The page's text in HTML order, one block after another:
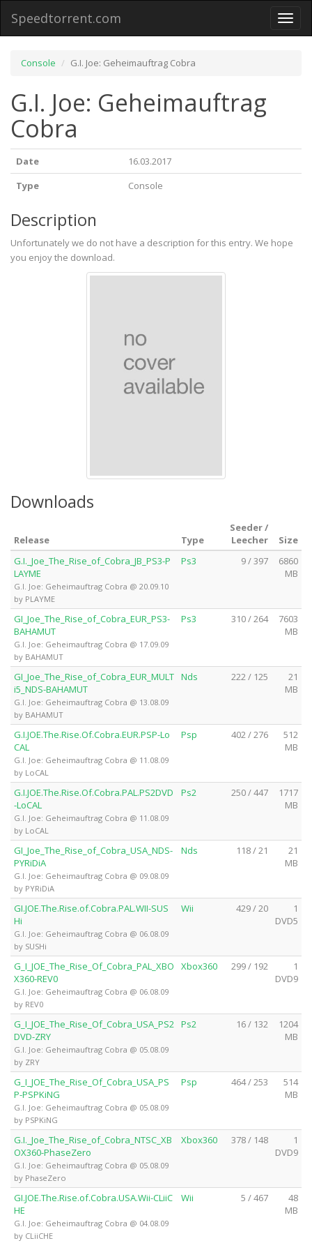
Toggle
Speedtorrent.com
Console G.I. Joe: Geheimauftrag Cobra
G.I. Joe: Geheimauftrag
Cobra
Date
16.03.2017
Type
Console
Description
Unfortunately we do not have a description for this entry. We hope
you enjoy the download.
Downloads
Release Type
Seeder /
Leecher
Size
G.I._Joe_The_Rise_of_Cobra_JB_PS3-P
LAYME
G.I. Joe: Geheimauftrag Cobra @ 20.09.10
by PLAYME
Ps3 9 / 397
6860
MB
GI_Joe_The_Rise_of_Cobra_EUR_PS3-
BAHAMUT
G.I. Joe: Geheimauftrag Cobra @ 17.09.09
by BAHAMUT
Ps3 310 / 264
7603
MB
GI_Joe_The_Rise_of_Cobra_EUR_MULT
i5_NDS-BAHAMUT
G.I. Joe: Geheimauftrag Cobra @ 13.08.09
by BAHAMUT
Nds 222 / 125
21
MB
G.I.JOE.The.Rise.Of.Cobra.EUR.PSP-Lo
CAL
G.I. Joe: Geheimauftrag Cobra @ 11.08.09
by LoCAL
Psp 402 / 276
512
MB
G.I.JOE.The.Rise.Of.Cobra.PAL.PS2DVD
-LoCAL
G.I. Joe: Geheimauftrag Cobra @ 11.08.09
by LoCAL
Ps2 250 / 447
1717
MB
GI_Joe_The_Rise_of_Cobra_USA_NDS-
PYRiDiA
G.I. Joe: Geheimauftrag Cobra @ 09.08.09
by PYRiDiA
Nds 118 / 21
21
MB
GI.JOE.The.Rise.of.Cobra.PAL.WII-SUS
Hi
G.I. Joe: Geheimauftrag Cobra @ 06.08.09
by SUSHi
Wii 429 / 20
1
DVD5
G_I_JOE_The_Rise_Of_Cobra_PAL_XBO
X360-REV0
G.I. Joe: Geheimauftrag Cobra @ 06.08.09
by REV0
Xbox360 299 / 192
1
DVD9
G_I_JOE_The_Rise_Of_Cobra_USA_PS2
DVD-ZRY
G.I. Joe: Geheimauftrag Cobra @ 05.08.09
by ZRY
Ps2 16 / 132
1204
MB
G_I_JOE_The_Rise_Of_Cobra_USA_PS
P-PSPKiNG
G.I. Joe: Geheimauftrag Cobra @ 05.08.09
by PSPKiNG
Psp 464 / 253
514
MB
G.I._Joe_The_Rise_of_Cobra_NTSC_XB
OX360-PhaseZero
G.I. Joe: Geheimauftrag Cobra @ 05.08.09
by PhaseZero
Xbox360 378 / 148
1
DVD9
GI.JOE.The.Rise.of.Cobra.USA.Wii-CLiiC
HE
G.I. Joe: Geheimauftrag Cobra @ 04.08.09
by CLiiCHE
Wii 5 / 467
48
MB